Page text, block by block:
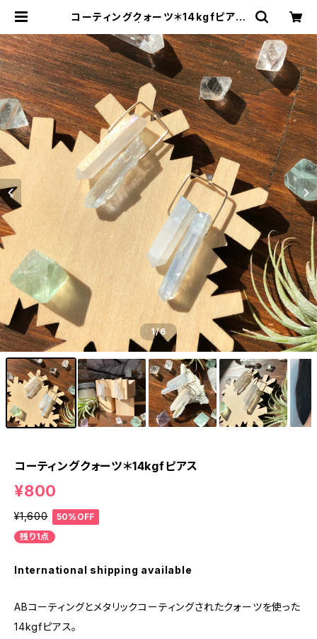
コーティングクォーツ＊14kgfピアス
1/6
コーティングクォーツ＊14kgfピアス
¥800
¥1,600
50%OFF
残り1点
International shipping available
ABコーティングとメタリックコーティングされたクォーツを使った
14kgfピアス。